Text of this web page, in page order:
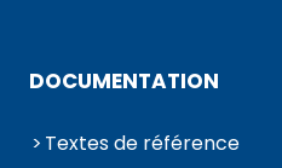
DOCUMENTATION
Textes de référence